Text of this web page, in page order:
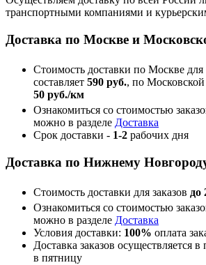
транспортными компаниями и
Доставка по Москве и
Стоимость доставки по Москве для
составляет 590 руб., по Московской
50 руб./км
Ознакомиться со стоимостью
можно в разделе Доставка
Срок доставки - 1-2 рабочих дня
Доставка по Нижнему
Стоимость доставки для заказов до
Ознакомиться со стоимостью
можно в разделе Доставка
Условия доставки: 100% оплата
Доставка заказов осуществляется
в пятницу